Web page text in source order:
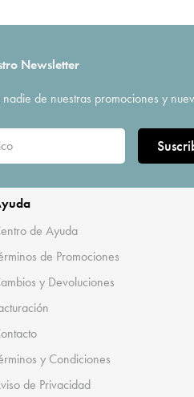
Newsletter
nadie de nuestras promociones y
de Ayuda
de Promociones
y Devoluciones
y Condiciones
de Privacidad